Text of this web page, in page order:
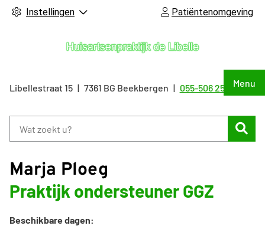
Instellingen Patiëntenomgeving
Menu
Libellestraat15 7361 BG Beekbergen Tel:
055-506 25 55
Marja Ploeg
Praktijk ondersteuner GGZ
Beschikbare dagen: